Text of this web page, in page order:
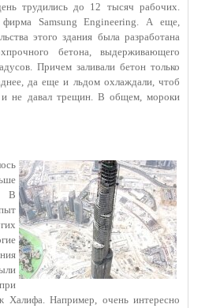
трудились до 12 тысяч рабочих.
Samsung Engineering. А еще,
этого здания была разработана
бетона, выдерживающего
Причем заливали бетон только
да еще и льдом охлаждали, чтоб
и не давал трещин. В общем, мороки
В
Халифа. Например, очень интересно